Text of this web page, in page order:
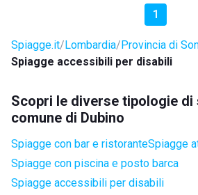
1
Spiagge.it Lombardia Provincia di
Spiagge accessibili per disabili
Scopri le diverse tipologie di
comune di Dubino
Spiagge con bar e ristoranteSpiagge
Spiagge con piscina e posto barca
Spiagge accessibili per disabili